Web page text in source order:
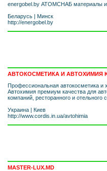
energobel.by АТОМСНАБ материалы и
Беларусь | Минск
http://energobel.by
АВТОКОСМЕТИКА И АВТОХИМИЯ
Профессиональная автокосметика и
Автохимия премиум качества для
компаний, ресторанного и отельного
Украина | Киев
http://www.cordis.in.ua/avtohimia
MASTER-LUX.MD